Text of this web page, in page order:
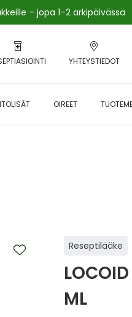
– jopa 1–2 arkipäivässä
YHTEYSTIEDOT
OIREET
Reseptilääke
LOCOID
ML